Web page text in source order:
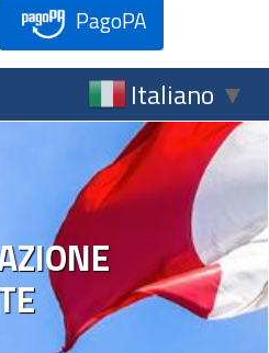
PagoPA
Italiano ▼